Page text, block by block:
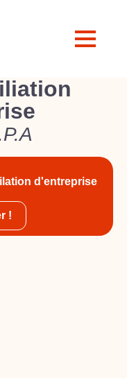
d'entreprise
!